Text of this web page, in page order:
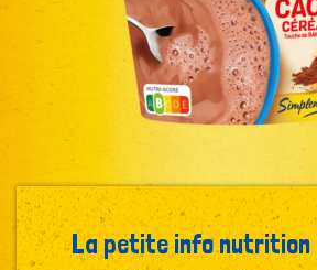
La petite info nutrition